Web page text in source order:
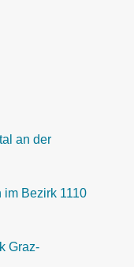
an der
Bezirk 1110
Graz-